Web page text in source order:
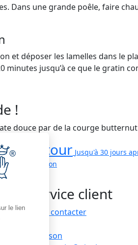
le lien
Dans une grande poêle, faire
et déposer les lamelles dans le
minutes jusqu’à ce que le gratin
!
douce par de la courge
Retour Jusqu'à 30 jours
livraison
Service client
Nous contacter
Livraison